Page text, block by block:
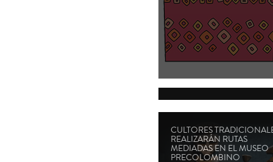
CULTORES
REALIZARÁN RUTAS
MEDIADAS EN EL MUSEO
PRECOLOMBINO